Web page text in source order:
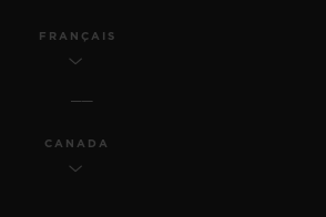
FRANÇAIS
CANADA